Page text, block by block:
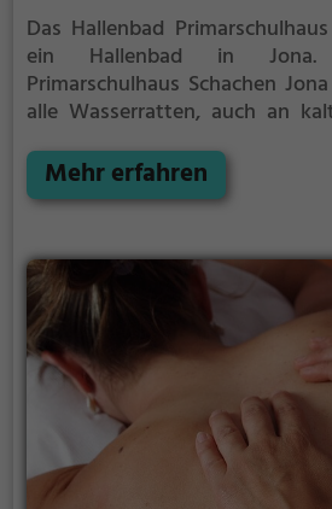
Das Hallenbad
ein Hallenbad in Jona.
Primarschulhaus Schachen
alle Wasserratten, auch an
einfach mit Freunden -
Primarschulhaus Schachen
Mehr erfahren